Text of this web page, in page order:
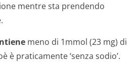
mentre sta prendendo
meno di 1mmol (23 mg) di
è praticamente ‘senza sodio’.